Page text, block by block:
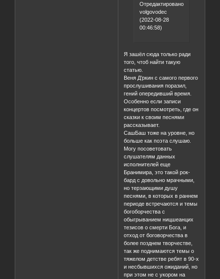
Отредактировано
volgovodec
(2022-08-28
00:46:58)
Я зашёл сюда только ради
того, чтоб найти такую
статью.
Веня Д’ркин с самого первого
прослушивания поразил,
гений опередивший время.
Особенно если записи
концертов посмотреть, где он
сказки к своим песнями
рассказывает.
СашБаш тоже на уровне, но
больше как поэта слушаю.
Могу посоветовать
слушателям данных
исполнителей еще
Бранимира, это такой рок-
бард с довольно мрачными,
но терзающими душу
песнями, в которых в раннем
периоде встречаются и темы
богоборчества с
обыгрыванием ницшеанцих
тезисов о смерти Бога, и
отход от боговорчества в
более позднем творчестве,
так же поднимаются темы о
тяжелом детстве ребят в 90-х
и несбывшихся ожиданий, но
при этом не с укором на